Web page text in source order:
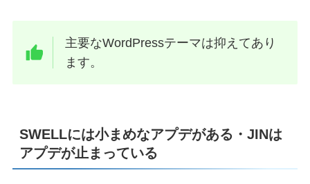
主要なWordPressテーマは抑えてあり
ます。
SWELLには小まめなアプデがある・JINは
アプデが止まっている